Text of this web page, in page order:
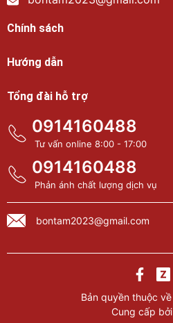
Chính sách
Hướng dẫn
Tổng đài hỗ trợ
0914160488
Tư vấn online 8:00 - 17:00
0914160488
Phản ánh chất lượng dịch vụ
bontam2023@gmail.com
Bản quyền thuộc về
Cung cấp bởi